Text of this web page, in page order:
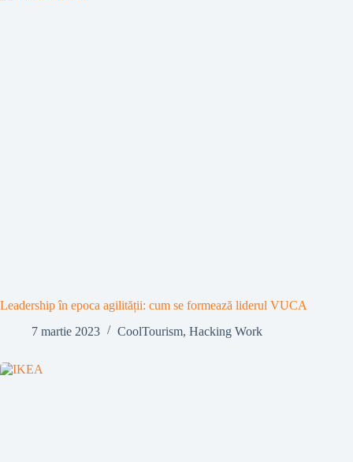
Leadership în epoca agilității: cum se formează liderul VUCA
7 martie 2023
CoolTourism, Hacking Work